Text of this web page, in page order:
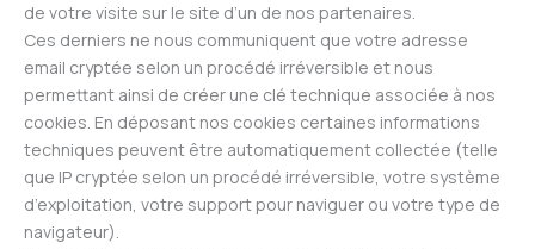
de votre visite sur le site d’un de nos partenaires.
Ces derniers ne nous communiquent que votre adresse
email cryptée selon un procédé irréversible et nous
permettant ainsi de créer une clé technique associée à nos
cookies. En déposant nos cookies certaines informations
techniques peuvent être automatiquement collectée (telle
que IP cryptée selon un procédé irréversible, votre système
d’exploitation, votre support pour naviguer ou votre type de
navigateur).